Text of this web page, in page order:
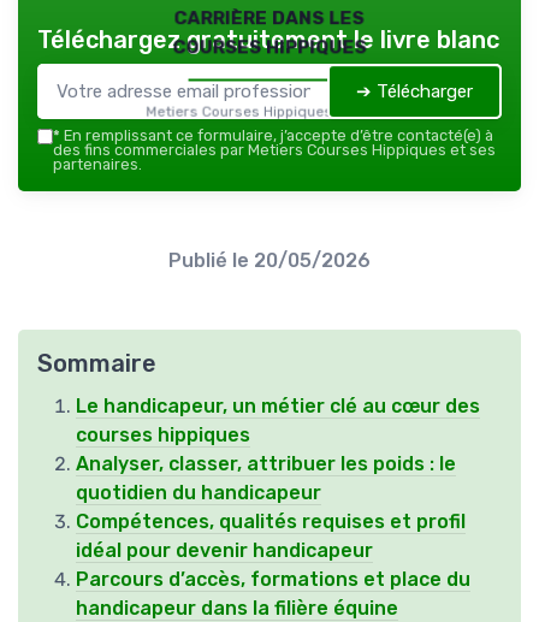
carrière dans les
courses hippiques
Metiers Courses Hippiques — 2026
Téléchargez gratuitement le livre blanc
➔ Télécharger
* En remplissant ce formulaire, j’accepte d’être contacté(e) à
des fins commerciales par Metiers Courses Hippiques et ses
partenaires.
Publié le 20/05/2026
Sommaire
Le handicapeur, un métier clé au cœur des
courses hippiques
Analyser, classer, attribuer les poids : le
quotidien du handicapeur
Compétences, qualités requises et profil
idéal pour devenir handicapeur
Parcours d’accès, formations et place du
handicapeur dans la filière équine